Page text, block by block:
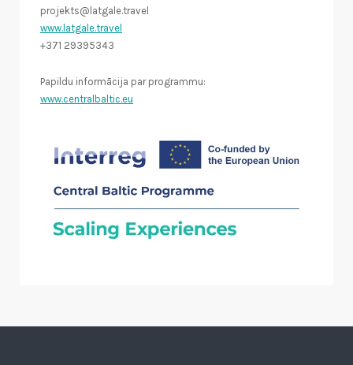
projekts@latgale.travel
www.latgale.travel
+371 29395343
Papildu informācija par programmu:
www.centralbaltic.eu